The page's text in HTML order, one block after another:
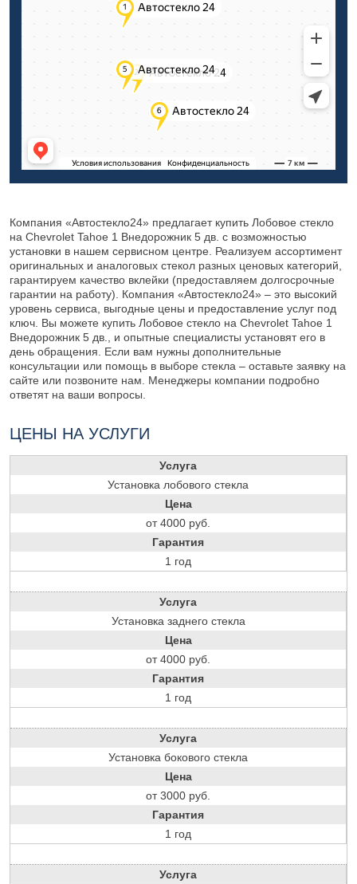
Компания «Автостекло24» предлагает купить Лобовое стекло
на Chevrolet Tahoe 1 Внедорожник 5 дв. с возможностью
установки в нашем сервисном центре. Реализуем ассортимент
оригинальных и аналоговых стекол разных ценовых категорий,
гарантируем качество вклейки (предоставляем долгосрочные
гарантии на работу). Компания «Автостекло24» – это высокий
уровень сервиса, выгодные цены и предоставление услуг под
ключ. Вы можете купить Лобовое стекло на Chevrolet Tahoe 1
Внедорожник 5 дв., и опытные специалисты установят его в
день обращения. Если вам нужны дополнительные
консультации или помощь в выборе стекла – оставьте заявку на
сайте или позвоните нам. Менеджеры компании подробно
ответят на ваши вопросы.
ЦЕНЫ НА УСЛУГИ
Услуга
Установка лобового стекла
Цена
от 4000 руб.
Гарантия
1 год
Услуга
Установка заднего стекла
Цена
от 4000 руб.
Гарантия
1 год
Услуга
Установка бокового стекла
Цена
от 3000 руб.
Гарантия
1 год
Услуга